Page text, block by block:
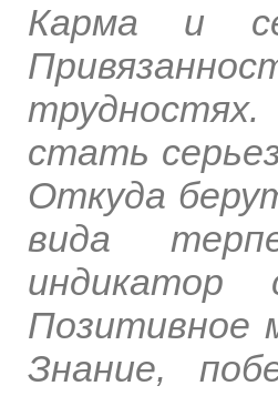
Карма и
стать
Откуда
вида
индикатор
Позитивное
Знание,